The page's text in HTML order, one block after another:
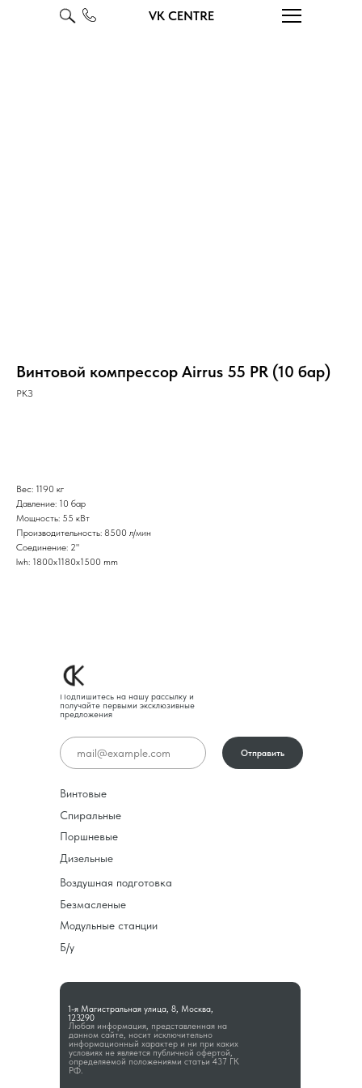
VK CENTRE
Винтовой компрессор Airrus 55 PR (10 бар)
РКЗ
Вес: 1190 кг
Давление: 10 бар
Мощность: 55 кВт
Производительность: 8500 л/мин
Соединение: 2"
lwh: 1800x1180x1500 mm
Любая информация, представленная на
данном сайте, носит исключительно
информационный характер и ни при каких
условиях не является публичной офертой,
определяемой положениями статьи 437 ГК
РФ.
1-я Магистральная улица, 8, Москва,
123290
Подпишитесь на нашу рассылку и
получайте первыми эксклюзивные
предложения
Винтовые
Спиральные
Поршневые
Дизельные
Воздушная подготовка
Безмасленые
Модульные станции
Б/у
Отправить